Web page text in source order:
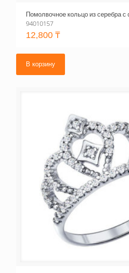
Помолвочное кольцо из серебра
94010157
12,800 ₸
В корзину